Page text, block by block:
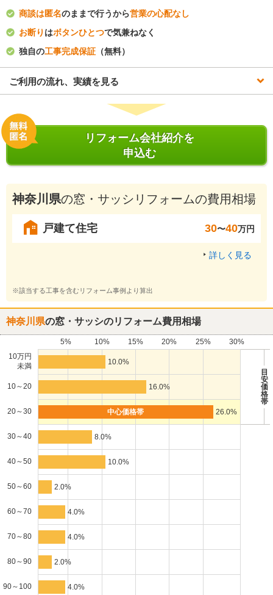
商談は匿名のままで行うから営業の心配なし
お断り はボタンひとつで気兼ねなく
独自の工事完成保証 （無料）
ご利用の流れ、実績を見る
リフォーム会社紹介を
申込む
神奈川県の窓・サッシリフォームの費用相場
戸建て住宅 30〜40万円
詳しく見る
※該当する工事を含むリフォーム事例より算出
神奈川県の窓・サッシのリフォーム費用相場
5% 10% 15% 20% 25%
30%
10万円
未満
10.0%
目
安
価
格
帯
10～20 16.0%
20～30 26.0%
30～40 8.0%
40～50 10.0%
50～60 2.0%
60～70 4.0%
70～80 4.0%
80～90 2.0%
90～100 4.0%